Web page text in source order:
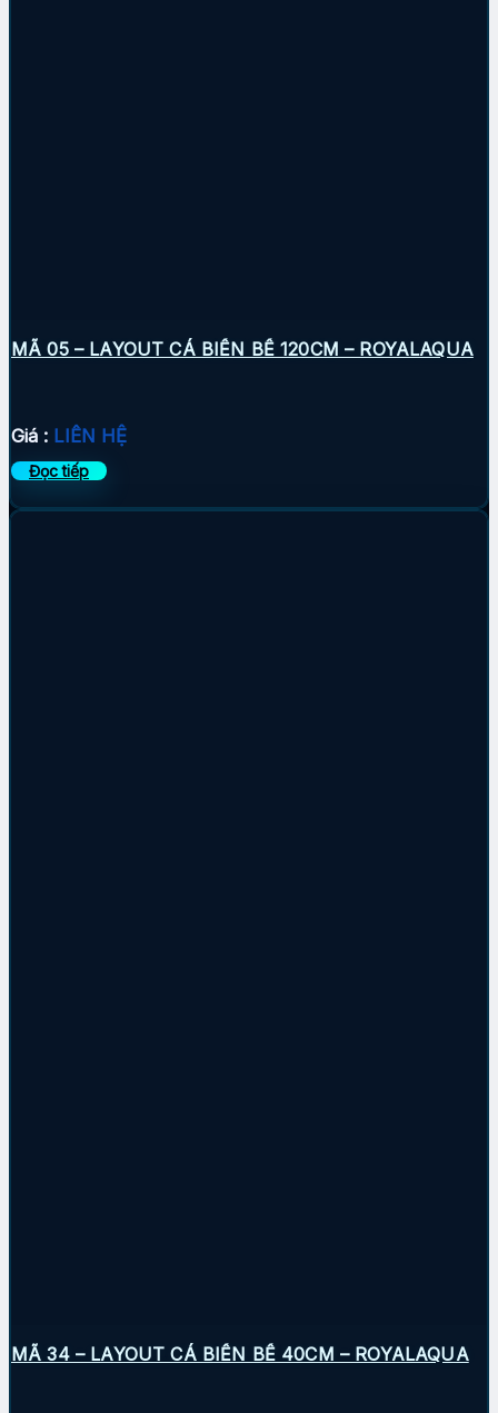
MÃ 05 – LAYOUT CÁ BIỂN BỂ 120CM – ROYALAQUA
Giá : LIÊN HỆ
Đọc tiếp
MÃ 34 – LAYOUT CÁ BIỂN BỂ 40CM – ROYALAQUA